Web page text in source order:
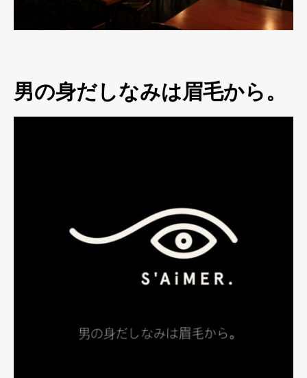
男の身だしなみは眉毛から。